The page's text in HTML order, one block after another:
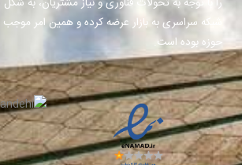
شبکه سراسری به بازار عرضه کرده و همین امر
حوزه بوده است.